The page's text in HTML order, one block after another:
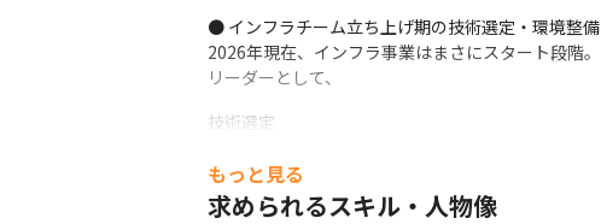
● インフラチーム立ち上げ期の技術選定・環境整備
2026年現在、インフラ事業はまさにスタート段階。
リーダーとして、
技術選定
業務フローの構築
チーム体制の形成
もっと見る
求められるスキル・人物像